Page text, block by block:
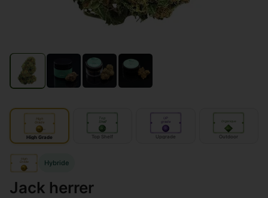
High
Grade
IN
High Grade
Top
Shelf
Top Shelf
grade
Upgrade
Organique
door
Outdoor
High
Grade
IN
Hybride
Jack herrer